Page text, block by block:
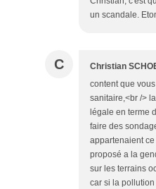
un scandale.
C Christian
content que
sanitaire,<br />
légale en terme
faire des
appartenaient
proposé a la
sur les terrains
car si la